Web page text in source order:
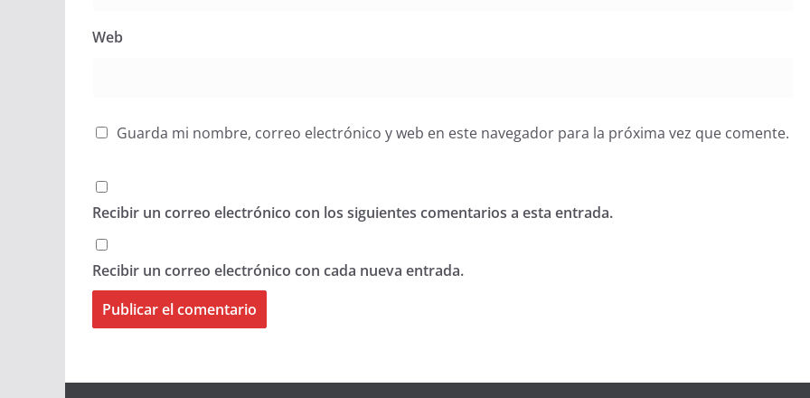
Web
Guarda mi nombre, correo electrónico y web en este navegador para la próxima vez que comente.
Recibir un correo electrónico con los siguientes comentarios a esta entrada.
Recibir un correo electrónico con cada nueva entrada.